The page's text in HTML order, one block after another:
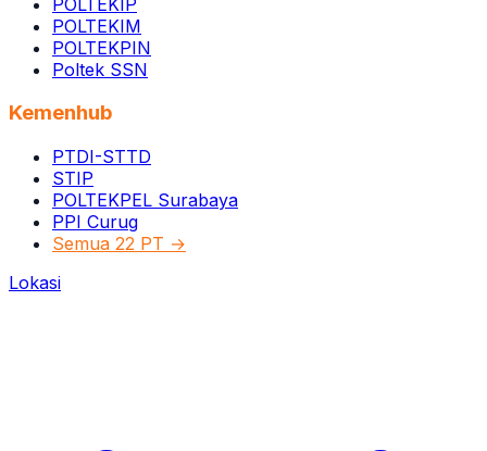
POLTEKIM
POLTEKPIN
Poltek SSN
Kemenhub
PTDI-STTD
STIP
POLTEKPEL Surabaya
PPI Curug
Semua 22 PT →
Lokasi